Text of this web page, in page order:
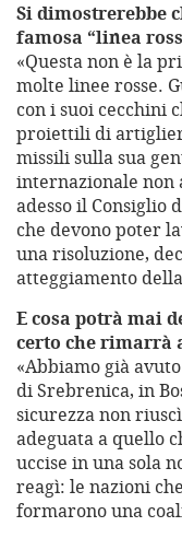
Si dimostrerebbe
famosa “linea
«Questa non è la
molte linee rosse.
con i suoi cecchini
proiettili di
missili sulla sua
internazionale non
adesso il Consiglio
che devono poter
una risoluzione,
atteggiamento
E cosa potrà mai
certo che rimarrà
«Abbiamo già
di Srebrenica, in
sicurezza non
adeguata a quello
uccise in una sola
reagì: le nazioni
formarono una